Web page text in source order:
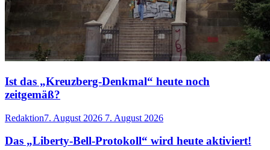
Ist das „Kreuzberg-Denkmal“ heute noch
zeitgemäß?
Redaktion7. August 2026 7. August 2026
Das „Liberty-Bell-Protokoll“ wird heute aktiviert!